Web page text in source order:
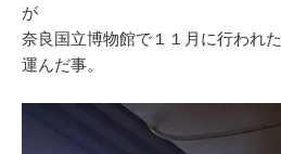
が
奈良国立博物館で１１月に行われた
運んだ事。